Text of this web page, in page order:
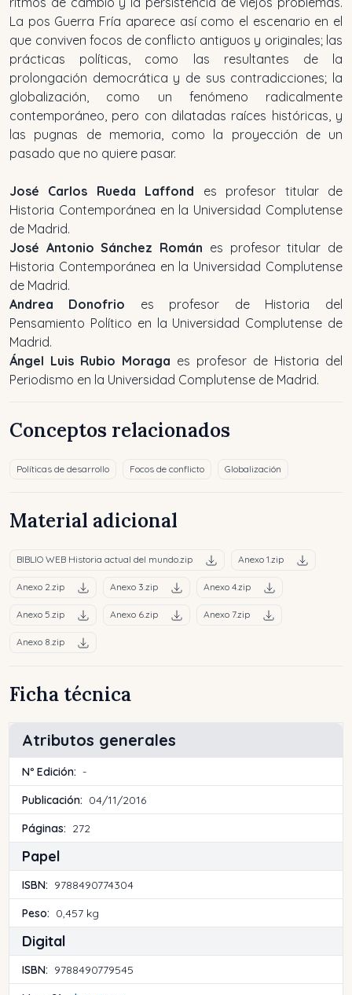
La pos Guerra Fría aparece así como el escenario en el
que conviven focos de conflicto antiguos y originales; las
prácticas políticas, como las resultantes de la
prolongación democrática y de sus contradicciones; la
globalización, como un fenómeno radicalmente
contemporáneo, pero con dilatadas raíces históricas, y
las pugnas de memoria, como la proyección de un
pasado que no quiere pasar.
José Carlos Rueda Laffond es profesor titular de
Historia Contemporánea en la Universidad Complutense
de Madrid.
José Antonio Sánchez Román es profesor titular de
Historia Contemporánea en la Universidad Complutense
de Madrid.
Andrea Donofrio es profesor de Historia del
Pensamiento Político en la Universidad Complutense de
Madrid.
Ángel Luis Rubio Moraga es profesor de Historia del
Periodismo en la Universidad Complutense de Madrid.
Conceptos relacionados
Políticas de desarrollo Focos de conflicto Globalización
Material adicional
BIBLIO WEB Historia actual del mundo.zip Anexo 1.zip
Anexo 2.zip Anexo 3.zip Anexo 4.zip
Anexo 5.zip Anexo 6.zip Anexo 7.zip
Anexo 8.zip
Ficha técnica
Atributos generales
Nº Edición: -
Publicación: 04/11/2016
Páginas: 272
Papel
ISBN: 9788490774304
Peso: 0,457 kg
Digital
ISBN: 9788490779545